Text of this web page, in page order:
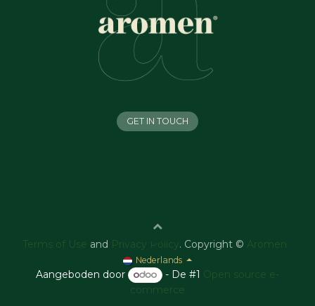
GET IN TOUCH
Terms of Use and Privacy Policy . Copyright © Aromen
Nederlands
Aangeboden door - De #1 Open source e-
commerce